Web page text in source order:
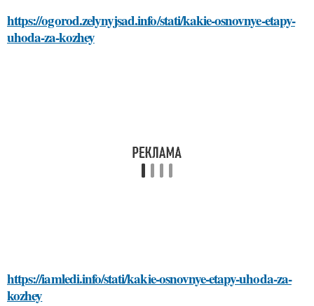
https://ogorod.zelynyjsad.info/stati/kakie-osnovnye-etapy-
uhoda-za-kozhey
https://iamledi.info/stati/kakie-osnovnye-etapy-uhoda-za-
kozhey